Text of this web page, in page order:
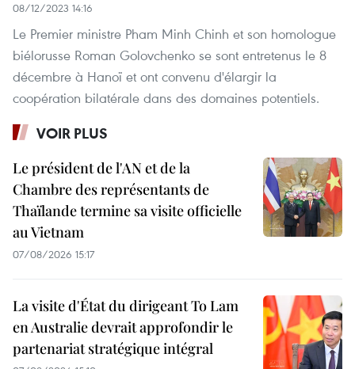
08/12/2023 14:16
Le Premier ministre Pham Minh Chinh et son homologue
biélorusse Roman Golovchenko se sont entretenus le 8
décembre à Hanoï et ont convenu d'élargir la
coopération bilatérale dans des domaines potentiels.
VOIR PLUS
Le président de l'AN et de la
Chambre des représentants de
Thaïlande termine sa visite officielle
au Vietnam
07/08/2026 15:17
La visite d'État du dirigeant To Lam
en Australie devrait approfondir le
partenariat stratégique intégral